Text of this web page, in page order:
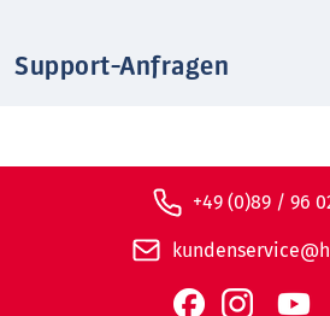
Support-Anfragen
+49 (0)89 / 96